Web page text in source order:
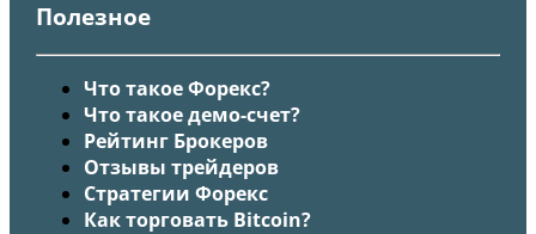
Полезное
Что такое Форекс?
Что такое демо-счет?
Рейтинг Брокеров
Отзывы трейдеров
Стратегии Форекс
Как торговать Bitcoin?